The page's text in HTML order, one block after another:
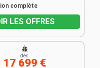
complète
LES OFFRES
dès
17 699 €